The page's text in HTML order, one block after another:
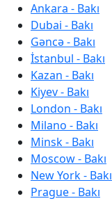
Ankara - Bakı
Dubai - Bakı
Gəncə - Bakı
İstanbul - Bakı
Kazan - Bakı
Kiyev - Bakı
London - Bakı
Milano - Bakı
Minsk - Bakı
Moscow - Bakı
New York - Bakı
Prague - Bakı